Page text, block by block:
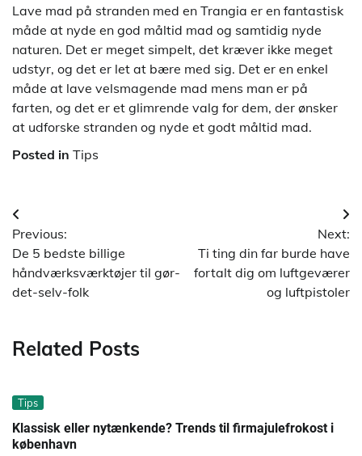
Lave mad på stranden med en Trangia er en fantastisk
måde at nyde en god måltid mad og samtidig nyde
naturen. Det er meget simpelt, det kræver ikke meget
udstyr, og det er let at bære med sig. Det er en enkel
måde at lave velsmagende mad mens man er på
farten, og det er et glimrende valg for dem, der ønsker
at udforske stranden og nyde et godt måltid mad.
Posted in Tips
Indlægsnavigation
Previous:
De 5 bedste billige
håndværksværktøjer til gør-
det-selv-folk
Next:
Ti ting din far burde have
fortalt dig om luftgeværer
og luftpistoler
Related Posts
Tips
Klassisk eller nytænkende? Trends til firmajulefrokost i
københavn